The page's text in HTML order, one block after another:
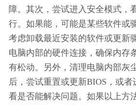
障。其次，尝试进入安全模式，
行。如果能，可能是某些软件或
考虑卸载最近安装的软件或更新
电脑内部的硬件连接，确保内存
有松动。另外，清理电脑内部灰
后，尝试重置或更新BIOS，或
看是否能解决问题。如果以上方